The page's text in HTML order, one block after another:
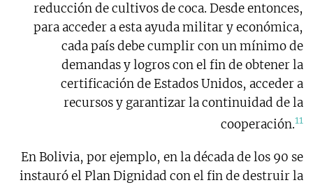
reducción de cultivos de coca. Desde entonces,
para acceder a esta ayuda militar y económica,
cada país debe cumplir con un mínimo de
demandas y logros con el fin de obtener la
certificación de Estados Unidos, acceder a
recursos y garantizar la continuidad de la
cooperación.11
En Bolivia, por ejemplo, en la década de los 90 se
instauró el Plan Dignidad con el fin de destruir la